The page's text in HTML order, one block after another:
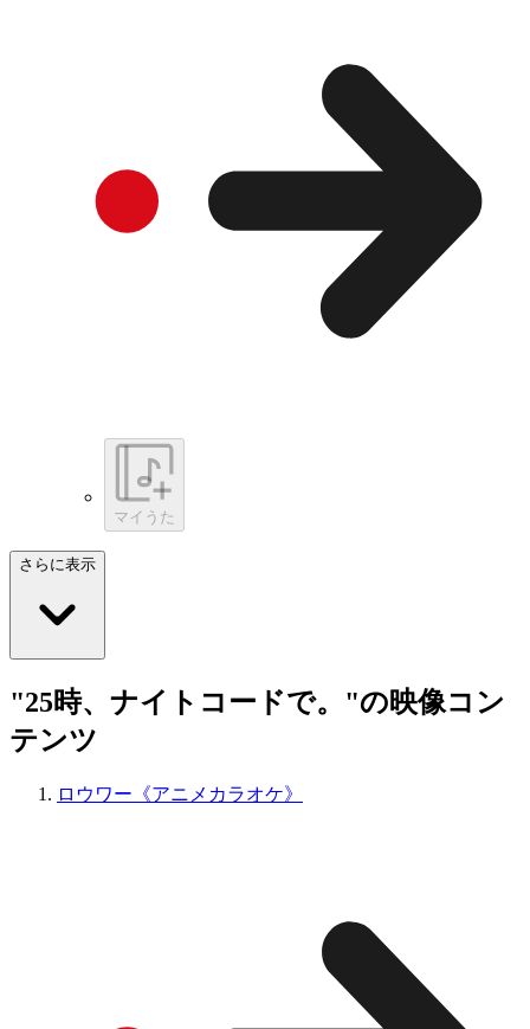
マイうた
さらに表示
"25時、ナイトコードで。"の映像コン
テンツ
ロウワー《アニメカラオケ》